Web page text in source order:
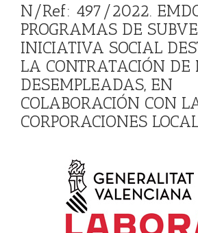
N/Ref: 497/2022.
PROGRAMAS DE
INICIATIVA SOCIAL
LA CONTRATACIÓN DE
DESEMPLEADAS, EN
COLABORACIÓN CON
CORPORACIONES